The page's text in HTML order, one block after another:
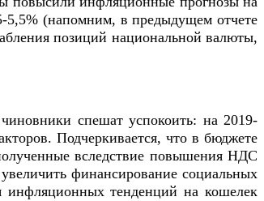
5,5% (напомним, в предыдущем отчете
позиций национальной валюты,
спешат успокоить: на 2019-
Подчеркивается, что в бюджете
вследствие повышения НДС
финансирование социальных
инфляционных тенденций на кошелек